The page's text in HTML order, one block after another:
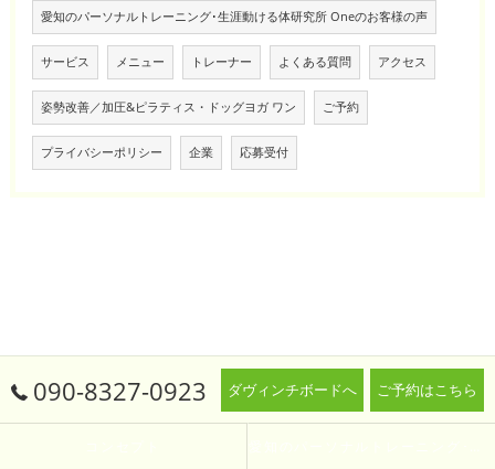
愛知のパーソナルトレーニング･生涯動ける体研究所 Oneのお客様の声
サービス メニュー トレーナー よくある質問 アクセス
姿勢改善／加圧&ピラティス・ドッグヨガ ワン ご予約
プライバシーポリシー 企業 応募受付
090-8327-0923 ダヴィンチボードへ ご予約はこちら